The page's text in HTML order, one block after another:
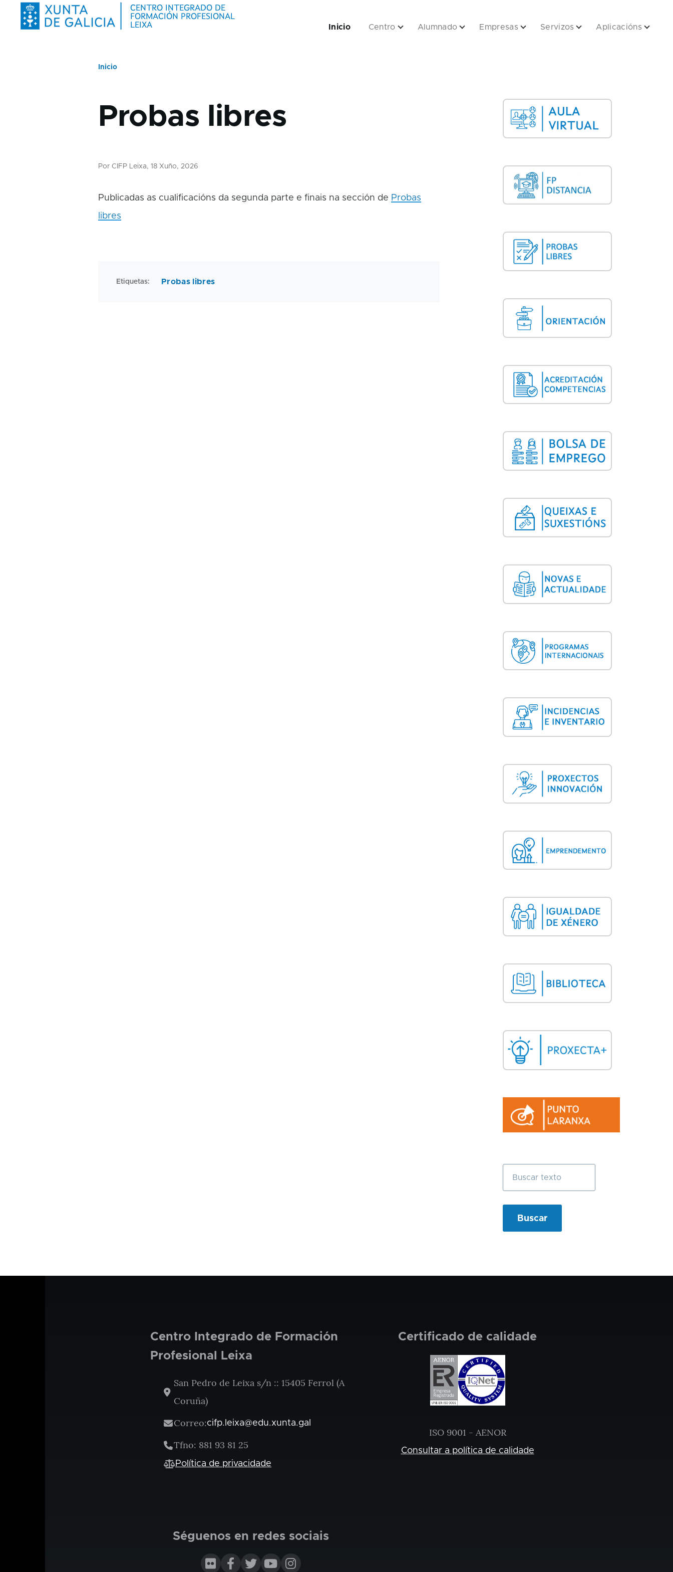
Ir o contido principal
Inicio
Centro
Centro sub-navigation Alumnado Empresas Servizos
Servizos sub-navigation Aplicacións
Aplicacións sub-navigation
de
Inicio
Probas libres
Por CIFP Leixa, 18 Xuño, 2026
Publicadas as cualificacións da segunda parte e finais na sección de Probas
libres
Etiquetas Probas libres
Buscar
Centro Integrado de Formación
Profesional Leixa
San Pedro de Leixa s/n :: 15405 Ferrol (A
Coruña)
Correo:cifp.leixa@edu.xunta.gal
Tfno: 881 93 81 25
Política de privacidade
Certificado de calidade
ISO 9001 - AENOR
Consultar a política de calidade
Séguenos en redes sociais